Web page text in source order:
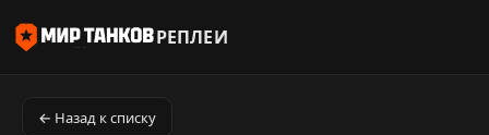
РЕПЛЕИ
← Назад к списку